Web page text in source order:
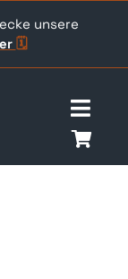
unsere
🗓️